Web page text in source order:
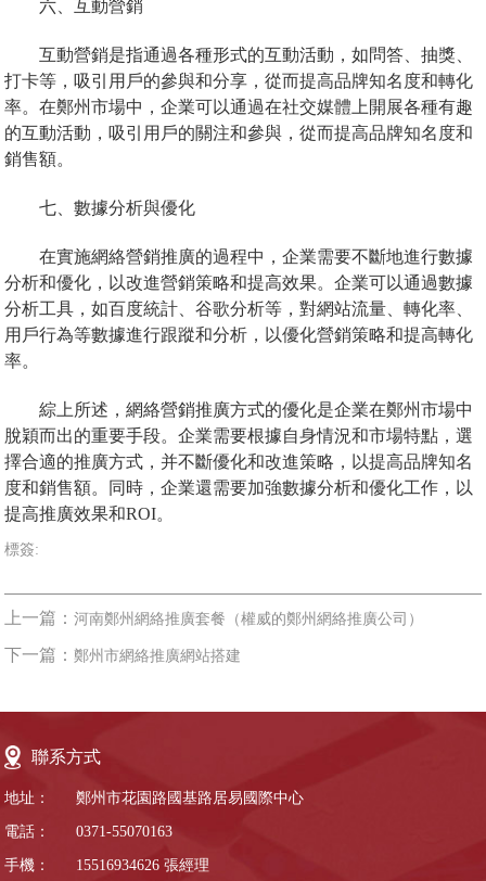
六、互動營銷
互動營銷是指通過各種形式的互動活動，如問答、抽獎、
打卡等，吸引用戶的參與和分享，從而提高品牌知名度和轉化
率。在鄭州市場中，企業可以通過在社交媒體上開展各種有趣
的互動活動，吸引用戶的關注和參與，從而提高品牌知名度和
銷售額。
七、數據分析與優化
在實施網絡營銷推廣的過程中，企業需要不斷地進行數據
分析和優化，以改進營銷策略和提高效果。企業可以通過數據
分析工具，如百度統計、谷歌分析等，對網站流量、轉化率、
用戶行為等數據進行跟蹤和分析，以優化營銷策略和提高轉化
率。
綜上所述，網絡營銷推廣方式的優化是企業在鄭州市場中
脫穎而出的重要手段。企業需要根據自身情況和市場特點，選
擇合適的推廣方式，并不斷優化和改進策略，以提高品牌知名
度和銷售額。同時，企業還需要加強數據分析和優化工作，以
提高推廣效果和ROI。
標簽:
上一篇：河南鄭州網絡推廣套餐（權威的鄭州網絡推廣公司）
下一篇：鄭州市網絡推廣網站搭建
聯系方式
地址： 鄭州市花園路國基路居易國際中心
電話： 0371-55070163
手機： 15516934626 張經理